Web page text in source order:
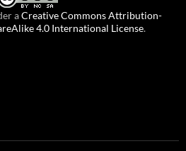
aCreative Commons Attribution-
4.0 International License.